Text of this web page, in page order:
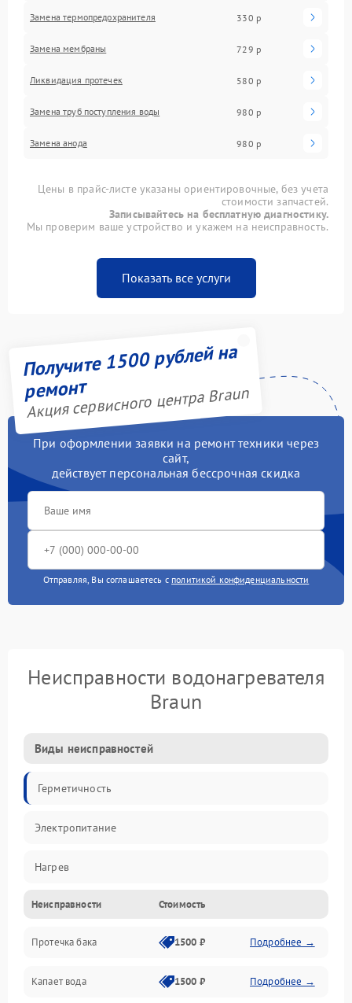
Замена термопредохранителя 330 р
Замена мембраны 729 р
Ликвидация протечек 580 р
Замена труб поступления воды 980 р
Замена анода 980 р
Цены в прайс-листе указаны ориентировочные, без учета
стоимости запчастей.
Записывайтесь на бесплатную диагностику.
Мы проверим ваше устройство и укажем на неисправность.
Показать все услуги
Получите 1500 рублей на
ремонт
Акция сервисного центра Braun
При оформлении заявки на ремонт техники через
сайт,
действует персональная бессрочная скидка
Отправляя, Вы соглашаетесь с политикой конфиденциальности
Неисправности водонагревателя
Braun
Виды неисправностей
Герметичность
Электропитание
Нагрев
Датчики
Механика
Неисправности Стоимость
Протечка бака 1500 ₽ Подробнее →
Капает вода 1500 ₽ Подробнее →